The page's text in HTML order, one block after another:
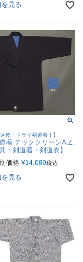
見る
速乾・ドライ剣道着！】
着 テッククリーンA.Z.
・剣道着・剣道衣】
価格 ¥14,080税込
見る